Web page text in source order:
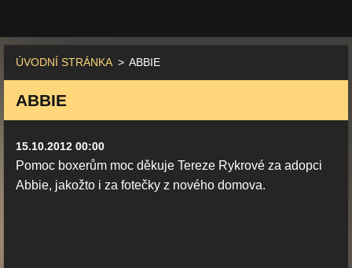
ÚVODNÍ STRÁNKA > ABBIE
ABBIE
15.10.2012 00:00
Pomoc boxerům moc děkuje Tereze Rykrové za adopci
Abbie, jakožto i za fotečky z nového domova.